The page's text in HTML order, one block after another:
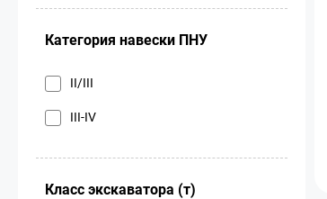
Категория навески ПНУ
II/III
III-IV
Класс экскаватора (т)